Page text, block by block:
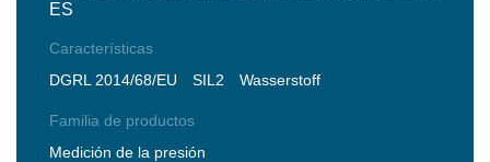
ES
Características
DGRL 2014/68/EU
SIL2 Wasserstoff
Familia de productos
Medición de la presión